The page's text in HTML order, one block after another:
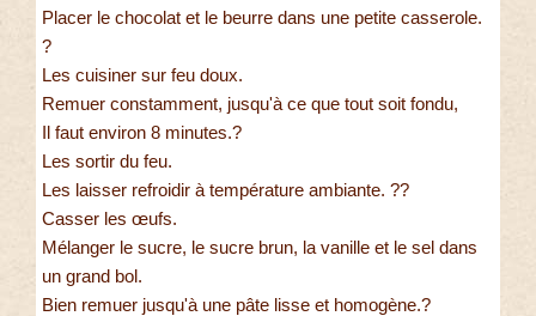
Placer le chocolat et le beurre dans une petite casserole.
?
Les cuisiner sur feu doux.
Remuer constamment, jusqu'à ce que tout soit fondu,
Il faut environ 8 minutes.?
Les sortir du feu.
Les laisser refroidir à température ambiante. ??
Casser les œufs.
Mélanger le sucre, le sucre brun, la vanille et le sel dans
un grand bol.
Bien remuer jusqu'à une pâte lisse et homogène.?